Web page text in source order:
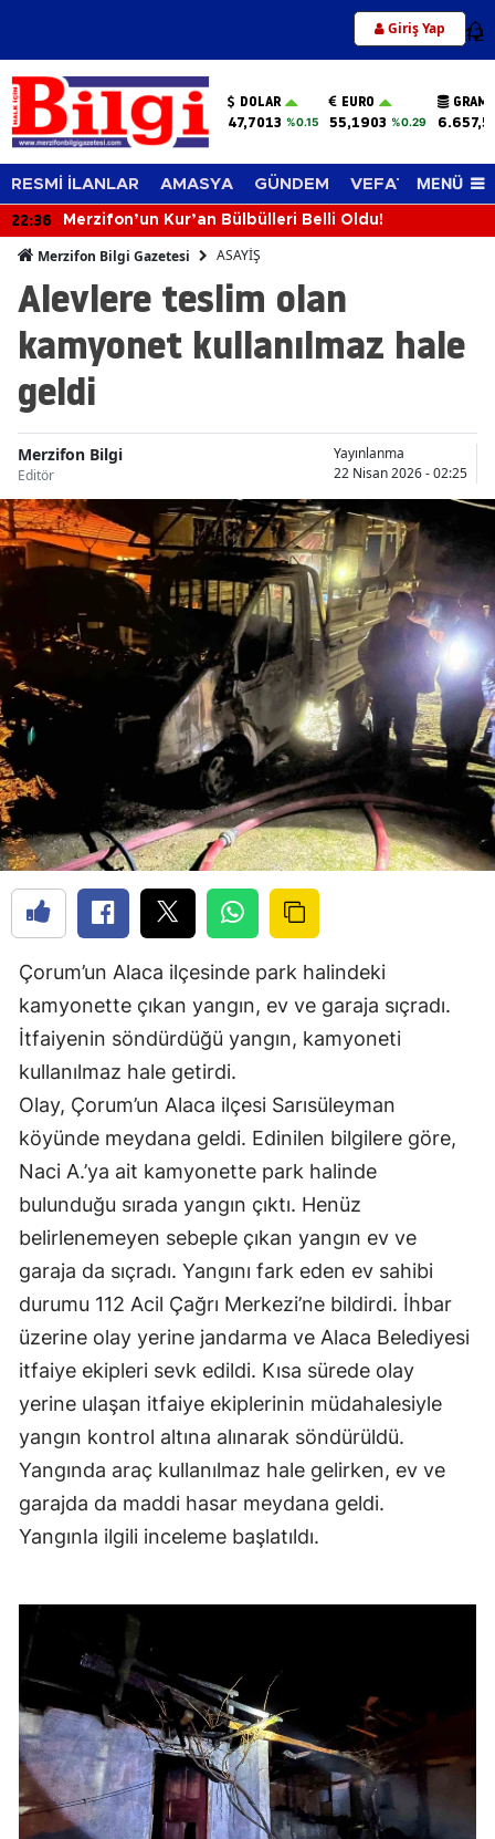
Giriş Yap 12
DOLAR
47,7013 %0.15
EURO
55,1903 %0.29
GRAM
RESMİ İLANLAR AMASYA GÜNDEM VEFAT EDENLER
MENÜ
22:36 Merzifon’un Kur’an Bülbülleri Belli Oldu!
Merzifon Bilgi Gazetesi ASAYİŞ
Alevlere teslim olan
kamyonet kullanılmaz hale
geldi
Merzifon Bilgi
Editör
Yayınlanma
22 Nisan 2026 - 02:25
Çorum’un Alaca ilçesinde park halindeki
kamyonette çıkan yangın, ev ve garaja sıçradı.
İtfaiyenin söndürdüğü yangın, kamyoneti
kullanılmaz hale getirdi.
Olay, Çorum’un Alaca ilçesi Sarısüleyman
köyünde meydana geldi. Edinilen bilgilere göre,
Naci A.’ya ait kamyonette park halinde
bulunduğu sırada yangın çıktı. Henüz
belirlenemeyen sebeple çıkan yangın ev ve
garaja da sıçradı. Yangını fark eden ev sahibi
durumu 112 Acil Çağrı Merkezi’ne bildirdi. İhbar
üzerine olay yerine jandarma ve Alaca Belediyesi
itfaiye ekipleri sevk edildi. Kısa sürede olay
yerine ulaşan itfaiye ekiplerinin müdahalesiyle
yangın kontrol altına alınarak söndürüldü.
Yangında araç kullanılmaz hale gelirken, ev ve
garajda da maddi hasar meydana geldi.
Yangınla ilgili inceleme başlatıldı.